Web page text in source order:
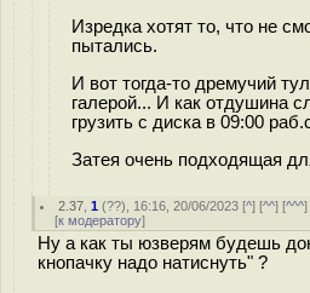
Изредка хотят то, что не
пытались.
И вот тогда-то дремучий
галерой... И как отдушина
грузить с диска в 09:00
Затея очень подходящая
2.37 ,1 (??), 16:16, 20/06/2023 [^] [^^] [^^^]
[к модератору]
Ну а как ты юзверям будешь
кнопачку надо натиснуть" ?